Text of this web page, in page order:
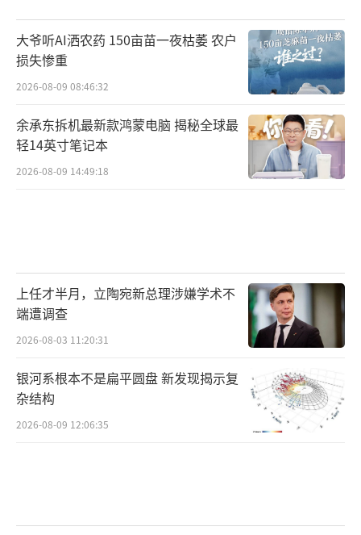
大爷听AI洒农药 150亩苗一夜枯萎 农户
损失惨重
2026-08-09 08:46:32
余承东拆机最新款鸿蒙电脑 揭秘全球最
轻14英寸笔记本
2026-08-09 14:49:18
上任才半月，立陶宛新总理涉嫌学术不
端遭调查
2026-08-03 11:20:31
银河系根本不是扁平圆盘 新发现揭示复
杂结构
2026-08-09 12:06:35